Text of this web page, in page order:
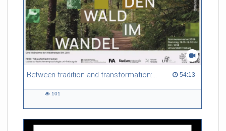
Between tradition and transformation: how owners, advisers and institutions co-create knowledge for resilient forests in Europe 54:13
54:13 duration
101